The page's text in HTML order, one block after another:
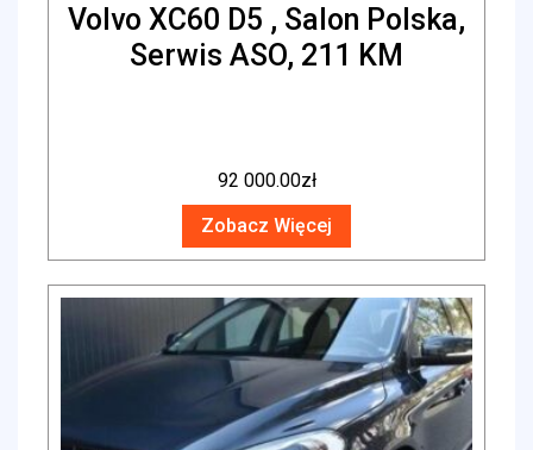
Volvo XC60 D5 , Salon Polska,
Serwis ASO, 211 KM
92 000.00zł
Zobacz Więcej